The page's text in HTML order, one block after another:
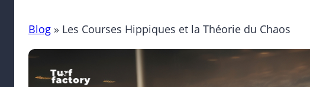
Blog » Les Courses Hippiques et la Théorie du Chaos